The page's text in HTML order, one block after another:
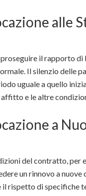
alle
il rapporto di
Il silenzio delle
uguale a quello
e le altre
a
del contratto, per
un rinnovo a nuove
rispetto di specifiche